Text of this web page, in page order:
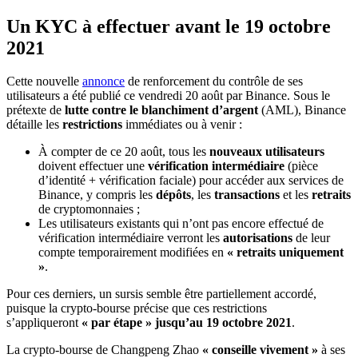
Un KYC à effectuer avant le 19 octobre
2021
Cette nouvelle annonce de renforcement du contrôle de ses
utilisateurs a été publié ce vendredi 20 août par Binance. Sous le
prétexte de lutte contre le blanchiment d’argent(AML), Binance
détaille les restrictions immédiates ou à venir :
À compter de ce 20 août, tous les nouveaux utilisateurs
doivent effectuer une vérification intermédiaire (pièce
d’identité + vérification faciale) pour accéder aux services de
Binance, y compris les dépôts, les transactions et les retraits
de cryptomonnaies ;
Les utilisateurs existants qui n’ont pas encore effectué de
vérification intermédiaire verront les autorisations de leur
compte temporairement modifiées en « retraits uniquement
».
Pour ces derniers, un sursis semble être partiellement accordé,
puisque la crypto-bourse précise que ces restrictions
s’appliqueront « par étape » jusqu’au 19 octobre 2021.
La crypto-bourse de Changpeng Zhao « conseille vivement » à ses